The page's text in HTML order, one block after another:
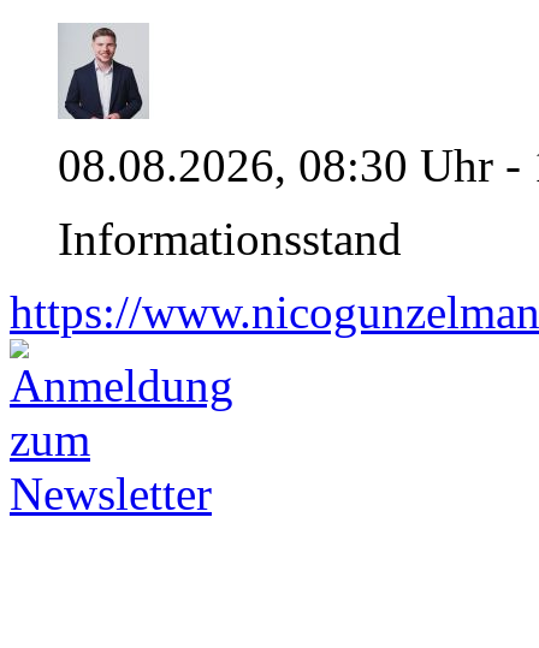
08.08.2026, 08:30 Uhr -
Informationsstand
https://